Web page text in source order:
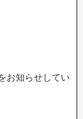
お知らせしてい